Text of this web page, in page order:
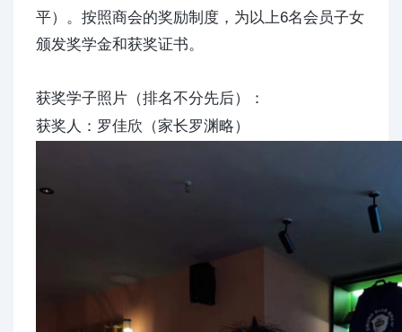
平）。按照商会的奖励制度，为以上6名会员子女
颁发奖学金和获奖证书。
获奖学子照片（排名不分先后）：
获奖人：罗佳欣（家长罗渊略）